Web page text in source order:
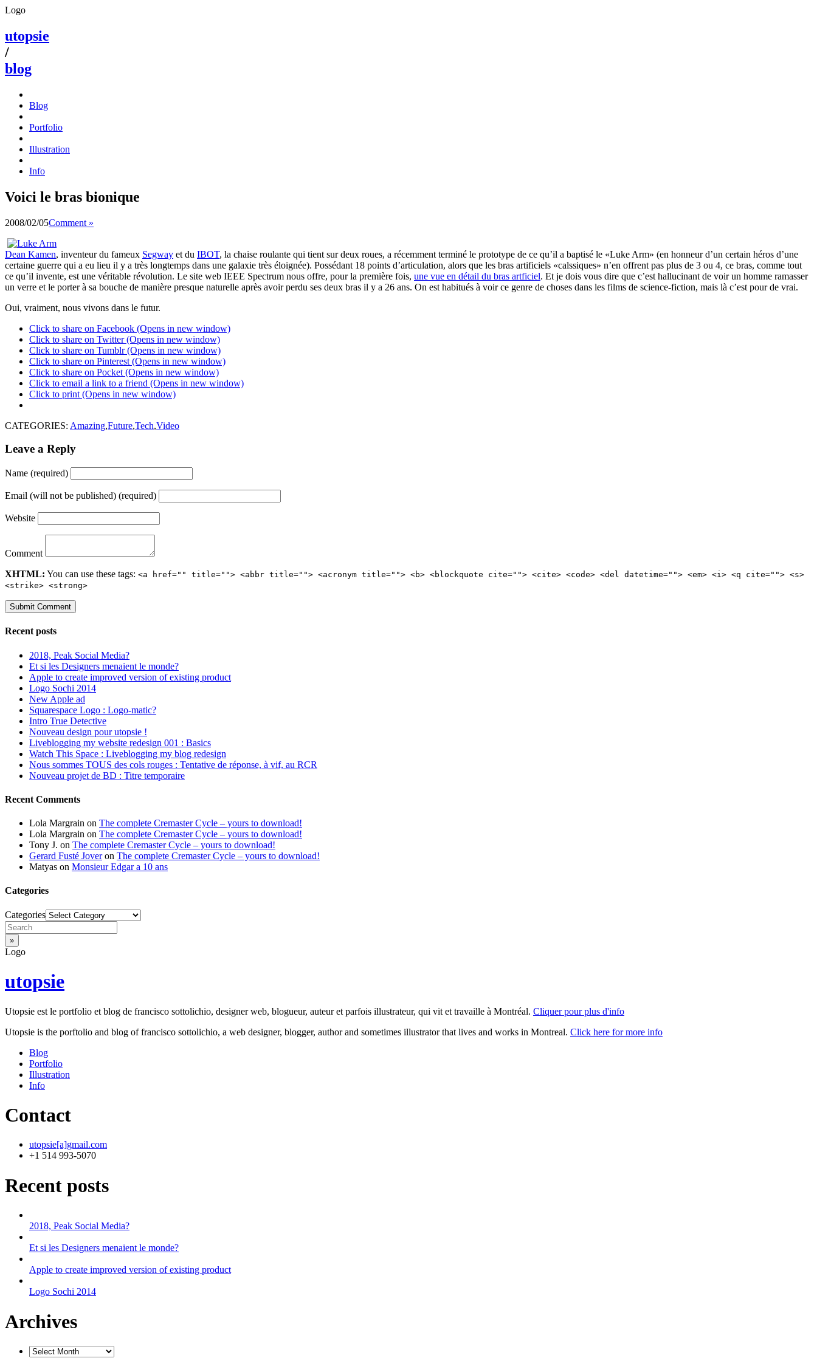
Logo
utopsie
/
blog
Blog
Portfolio
Illustration
Info
Voici le bras bionique
2008/02/05Comment »
Dean Kamen, inventeur du fameux Segway et du IBOT, la chaise roulante qui tient sur deux roues, a récemment terminé le prototype de ce qu’il a baptisé le «Luke Arm» (en honneur d’un certain héros d’une
certaine guerre qui a eu lieu il y a très longtemps dans une galaxie très éloignée). Possédant 18 points d’articulation, alors que les bras artificiels «calssiques» n’en offrent pas plus de 3 ou 4, ce bras, comme tout
ce qu’il invente, est une véritable révolution. Le site web IEEE Spectrum nous offre, pour la première fois, une vue en détail du bras artficiel. Et je dois vous dire que c’est hallucinant de voir un homme ramasser
un verre et le porter à sa bouche de manière presque naturelle après avoir perdu ses deux bras il y a 26 ans. On est habitués à voir ce genre de choses dans les films de science-fiction, mais là c’est pour de vrai.
Oui, vraiment, nous vivons dans le futur.
Click to share on Facebook (Opens in new window)
Click to share on Twitter (Opens in new window)
Click to share on Tumblr (Opens in new window)
Click to share on Pinterest (Opens in new window)
Click to share on Pocket (Opens in new window)
Click to email a link to a friend (Opens in new window)
Click to print (Opens in new window)
CATEGORIES: Amazing,Future,Tech,Video
Leave a Reply
Name (required)
Email (will not be published) (required)
Website
Comment
XHTML: You can use these tags: <a href="" title=""> <abbr title=""> <acronym title=""> <b> <blockquote cite=""> <cite> <code> <del datetime=""> <em> <i> <q cite=""> <s>
<strike> <strong>
Recent posts
2018, Peak Social Media?
Et si les Designers menaient le monde?
Apple to create improved version of existing product
Logo Sochi 2014
New Apple ad
Squarespace Logo : Logo-matic?
Intro True Detective
Nouveau design pour utopsie !
Liveblogging my website redesign 001 : Basics
Watch This Space : Liveblogging my blog redesign
Nous sommes TOUS des cols rouges : Tentative de réponse, à vif, au RCR
Nouveau projet de BD : Titre temporaire
Recent Comments
Lola Margrain on The complete Cremaster Cycle – yours to download!
Lola Margrain on The complete Cremaster Cycle – yours to download!
Tony J. on The complete Cremaster Cycle – yours to download!
Gerard Fusté Joveron The complete Cremaster Cycle – yours to download!
Matyas on Monsieur Edgar a 10 ans
Categories
Categories
Logo
utopsie
Utopsie est le portfolio et blog de francisco sottolichio, designer web, blogueur, auteur et parfois illustrateur, qui vit et travaille à Montréal. Cliquer pour plus d'info
Utopsie is the porftolio and blog of francisco sottolichio, a web designer, blogger, author and sometimes illustrator that lives and works in Montreal. Click here for more info
Blog
Portfolio
Illustration
Info
Contact
utopsie[a]gmail.com
+1 514 993-5070
Recent posts
2018, Peak Social Media?
Et si les Designers menaient le monde?
Apple to create improved version of existing product
Logo Sochi 2014
Archives